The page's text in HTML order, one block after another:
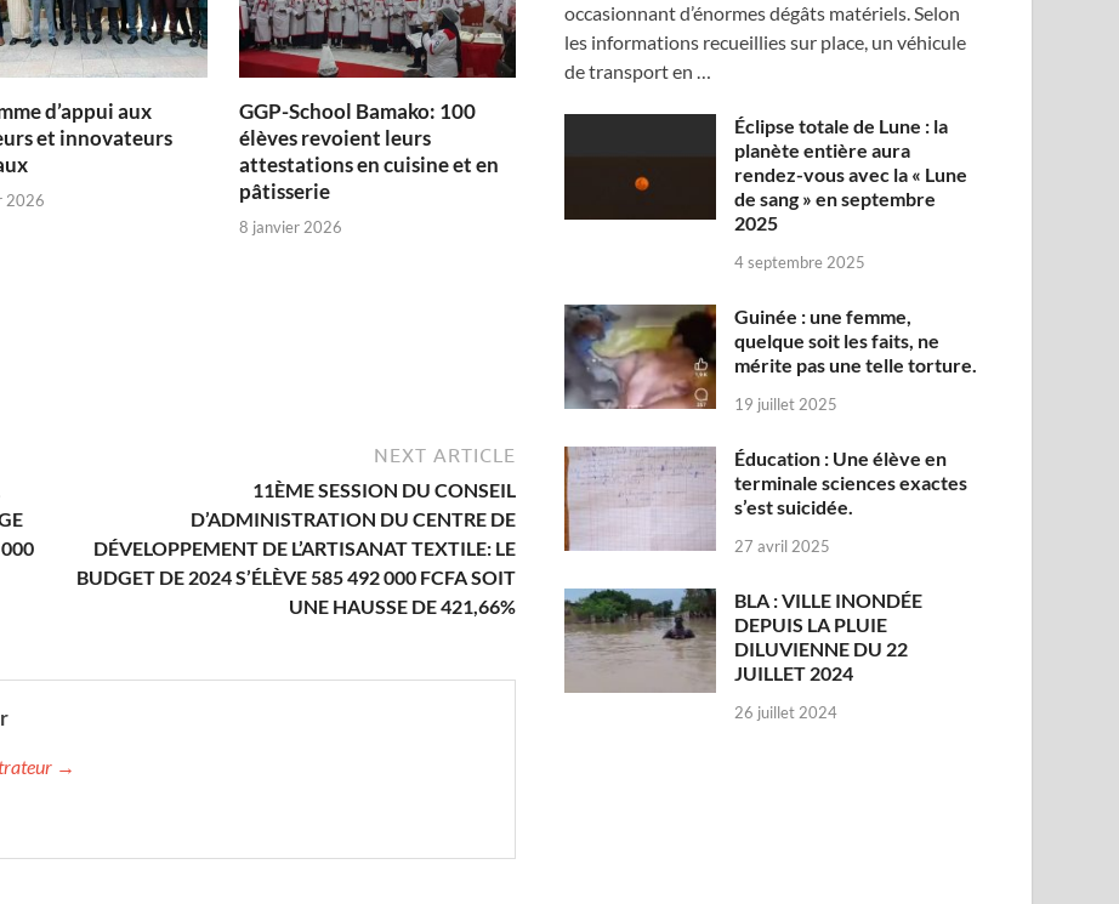
d’appui aux
et innovateurs
2026
GGP-School Bamako: 100
élèves revoient leurs
attestations en cuisine et en
pâtisserie
8 janvier 2026
NEXT ARTICLE
11ÈME SESSION DU CONSEIL
D’ADMINISTRATION DU CENTRE DE
DÉVELOPPEMENT DE L’ARTISANAT TEXTILE: LE
BUDGET DE 2024 S’ÉLÈVE 585 492 000 FCFA SOIT
UNE HAUSSE DE 421,66%
→
occasionnant d’énormes dégâts matériels. Selon
les informations recueillies sur place, un véhicule
de transport en …
Éclipse totale de Lune : la
planète entière aura
rendez-vous avec la « Lune
de sang » en septembre
2025
4 septembre 2025
Guinée : une femme,
quelque soit les faits, ne
mérite pas une telle torture.
19 juillet 2025
Éducation : Une élève en
terminale sciences exactes
s’est suicidée.
27 avril 2025
BLA : VILLE INONDÉE
DEPUIS LA PLUIE
DILUVIENNE DU 22
JUILLET 2024
26 juillet 2024